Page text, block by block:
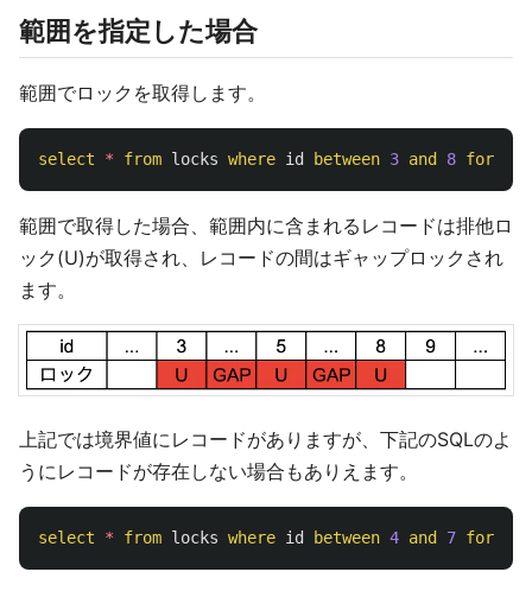
範囲を指定した場合
範囲でロックを取得します。
select * from locks where id between 3 and 8 for
範囲で取得した場合、範囲内に含まれるレコードは排他ロ
ック(U)が取得され、レコードの間はギャップロックされ
ます。
上記では境界値にレコードがありますが、下記のSQLのよ
うにレコードが存在しない場合もありえます。
select * from locks where id between 4 and 7 for